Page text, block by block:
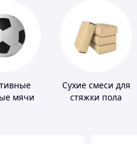
мячи
Сухие смеси для
стяжки пола